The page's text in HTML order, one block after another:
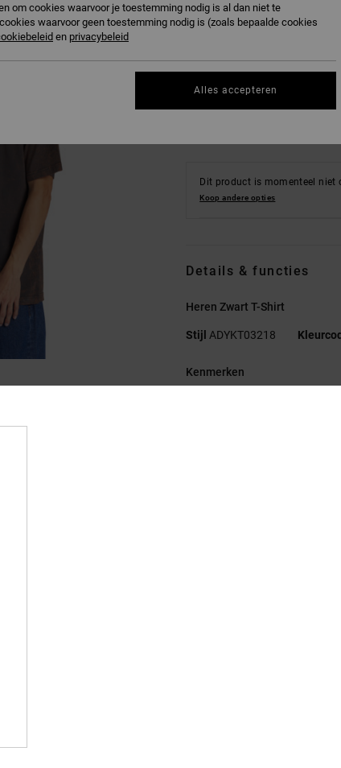
XS S M
Dit product is momenteel niet
Koop andere opties
Details & functies
Heren Zwart T-Shirt
Stijl ADYKT03218
Kenmerken
om cookies waarvoor je toestemming nodig is al dan niet te
waarvoor geen toestemming nodig is (zoals bepaalde cookies
en privacybeleid
Alles accepteren